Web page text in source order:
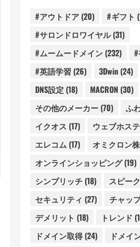
#アウトドア(20) #ギフト
#サロンドロワイヤル(31)
#ムームードメイン(232)
#英語学習 (26) 3Dwin(24)
DNS設定 (18) MACRON (30)
その他のメーカー(70) ふ
イクオス (17) ウェブホス
エレコム(17) オミクロン株
オンラインショッピング(19)
シンプリッチ(18) スピー
セキュリティ (27) チャッ
デメリット (18) トレンド
ドメイン取得(24) ドメイ